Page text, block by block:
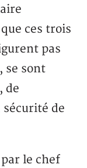
ces trois
pas
se sont
de
de
le chef